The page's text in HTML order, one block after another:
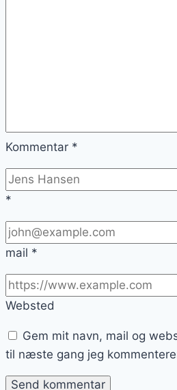
Kommentar *
*
mail *
Websted
Gem mit navn, mail og
til næste gang jeg